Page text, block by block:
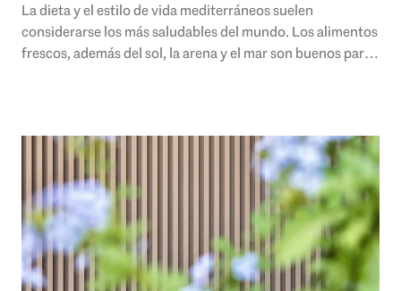
La dieta y el estilo de vida mediterráneos suelen
considerarse los más saludables del mundo. Los alimentos
frescos, además del sol, la arena y el mar son buenos para